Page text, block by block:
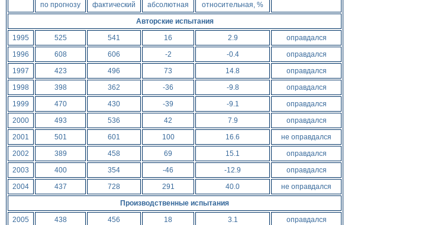
по прогнозу фактический абсолютная
относительная, %
Авторские испытания
1995
525 541 16 2.9
оправдался
1996
608 606 -2 -0.4
оправдался
1997
423 496 73 14.8
оправдался
1998
398 362 -36 -9.8
оправдался
1999
470 430 -39 -9.1
оправдался
2000
493 536 42 7.9
оправдался
2001
501 601 100 16.6
не оправдался
2002
389 458 69 15.1
оправдался
2003
400 354 -46 -12.9
оправдался
2004
437 728 291 40.0
не оправдался
Производственные испытания
2005
438 456 18 3.1
оправдался